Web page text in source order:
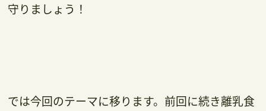
守りましょう！
では今回のテーマに移ります。前回に続き離乳食